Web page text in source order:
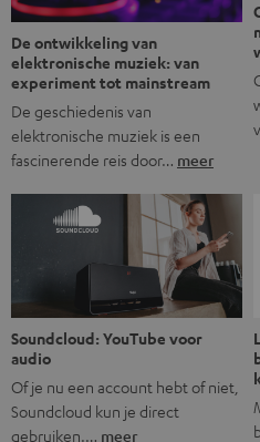
De ontwikkeling van
elektronische muziek: van
experiment tot mainstream
De geschiedenis van
elektronische muziek is een
fascinerende reis door… meer
Soundcloud: YouTube voor
audio
Of je nu een account hebt of niet,
Soundcloud kun je direct
gebruiken.… meer